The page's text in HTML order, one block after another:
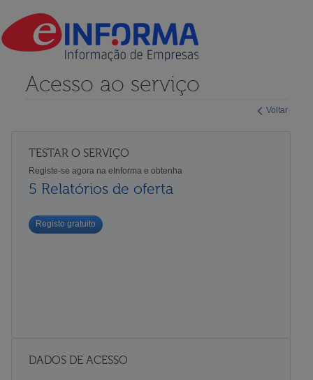
Voltar
Acesso ao serviço
TESTAR O SERVIÇO
Registe-se agora na eInforma e obtenha
5 Relatórios de oferta
Registo gratuito
DADOS DE ACESSO